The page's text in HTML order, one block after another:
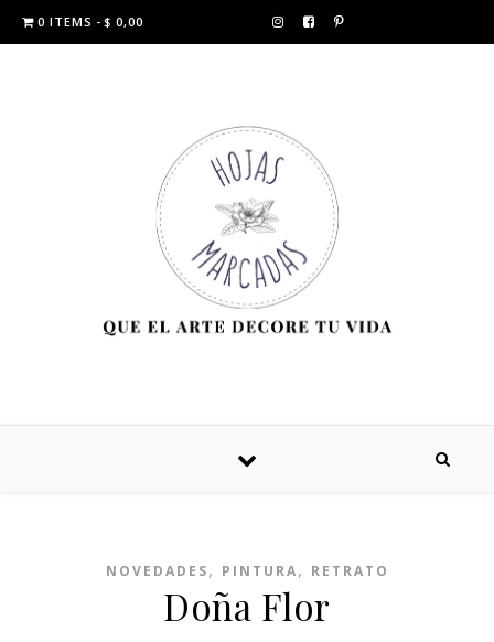
0 ITEMS $ 0,00
NOVEDADES, PINTURA, RETRATO
Doña Flor